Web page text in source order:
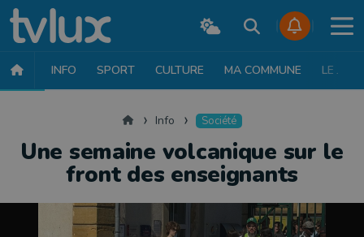
INFO SPORT CULTURE MA COMMUNE LE JT
AccueilInfo Société
Une semaine volcanique sur le
front des enseignants